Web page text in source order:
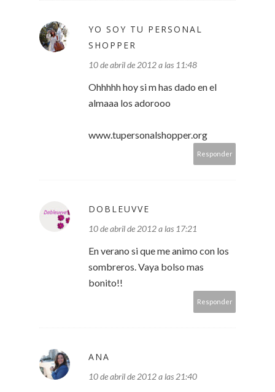
YO SOY TU PERSONAL
SHOPPER
10 de abril de 2012 a las 11:48
Ohhhhh hoy si m has dado en el
almaaa los adorooo
www.tupersonalshopper.org
Responder
DOBLEUVVE
10 de abril de 2012 a las 17:21
En verano si que me animo con los
sombreros. Vaya bolso mas
bonito!!
Responder
ANA
10 de abril de 2012 a las 21:40